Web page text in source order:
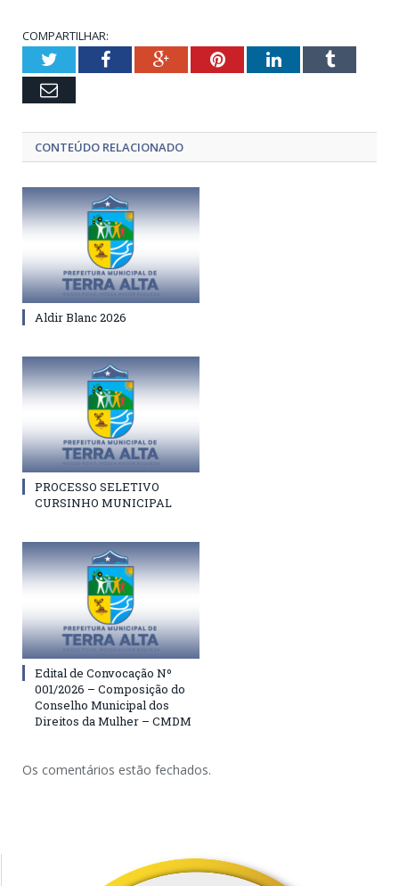
COMPARTILHAR:
TwitterFacebookGoogle+PinterestLinkedInTumblr
Email
CONTEÚDO RELACIONADO
Aldir Blanc 2026
PROCESSO SELETIVO
CURSINHO MUNICIPAL
Edital de Convocação Nº
001/2026 – Composição do
Conselho Municipal dos
Direitos da Mulher – CMDM
Os comentários estão fechados.